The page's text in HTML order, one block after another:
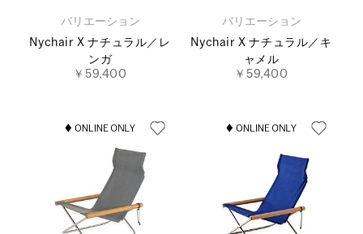
バリエーション
Nychair X ナチュラル／レ
ンガ
￥59,400
バリエーション
Nychair X ナチュラル／キ
ャメル
￥59,400